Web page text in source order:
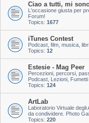
Ciao a tutti, mi
L'occasione giusta per
Forum!
Topics: 1677
iTunes Contest
Podcast, film, musica,
Topics: 12
Estesie - Mag Peer
Percezioni, percorsi,
Podcast, Lezioni,
Topics: 124
ArtLab
Laboratorio Virtuale
da condividere. Photo
Topics: 220